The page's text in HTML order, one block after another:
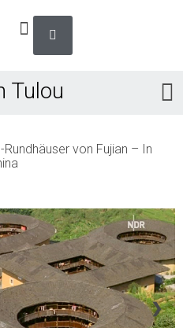
Tulou
von Fujian – In
❯